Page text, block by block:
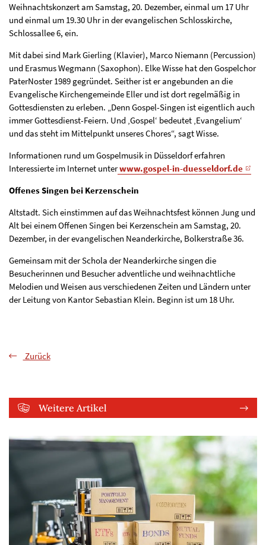
Weihnachtskonzert am Samstag, 20. Dezember, einmal um 17 Uhr
und einmal um 19.30 Uhr in der evangelischen Schlosskirche,
Schlossallee 6, ein.
Mit dabei sind Mark Gierling (Klavier), Marco Niemann (Percussion)
und Erasmus Wegmann (Saxophon). Elke Wisse hat den Gospelchor
PaterNoster 1989 gegründet. Seither ist er angebunden an die
Evangelische Kirchengemeinde Eller und ist dort regelmäßig in
Gottesdiensten zu erleben. „Denn Gospel-Singen ist eigentlich auch
immer Gottesdienst-Feiern. Und ‚Gospel‘ bedeutet ‚Evangelium‘
und das steht im Mittelpunkt unseres Chores“, sagt Wisse.
Informationen rund um Gospelmusik in Düsseldorf erfahren
Interessierte im Internet unterwww.gospel-in-duesseldorf.de
Offenes Singen bei Kerzenschein
Altstadt. Sich einstimmen auf das Weihnachtsfest können Jung und
Alt bei einem Offenen Singen bei Kerzenschein am Samstag, 20.
Dezember, in der evangelischen Neanderkirche, Bolkerstraße 36.
Gemeinsam mit der Schola der Neanderkirche singen die
Besucherinnen und Besucher adventliche und weihnachtliche
Melodien und Weisen aus verschiedenen Zeiten und Ländern unter
der Leitung von Kantor Sebastian Klein. Beginn ist um 18 Uhr.
Zurück
Weitere Artikel